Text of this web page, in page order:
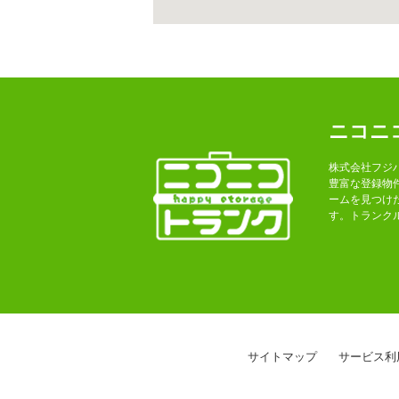
ニコニ
株式会社フジ
豊富な登録物
ームを見つけ
す。トランク
サイトマップ サービス利